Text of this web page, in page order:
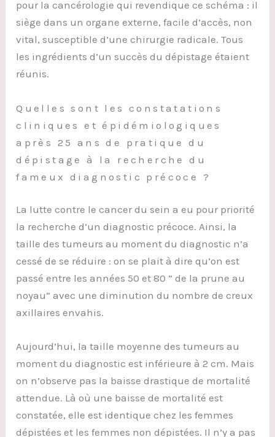
pour la cancérologie qui revendique ce schéma : il
siège dans un organe externe, facile d’accès, non
vital, susceptible d’une chirurgie radicale. Tous
les ingrédients d’un succès du dépistage étaient
réunis.
Quelles sont les constatations
cliniques et épidémiologiques
après 25 ans de pratique du
dépistage à la recherche du
fameux diagnostic précoce ?
La lutte contre le cancer du sein a eu pour priorité
la recherche d’un diagnostic précoce. Ainsi, la
taille des tumeurs au moment du diagnostic n’a
cessé de se réduire : on se plait à dire qu’on est
passé entre les années 50 et 80 “ de la prune au
noyau” avec une diminution du nombre de creux
axillaires envahis.
Aujourd’hui, la taille moyenne des tumeurs au
moment du diagnostic est inférieure à 2 cm. Mais
on n’observe pas la baisse drastique de mortalité
attendue. Là où une baisse de mortalité est
constatée, elle est identique chez les femmes
dépistées et les femmes non dépistées. Il n’y a pas